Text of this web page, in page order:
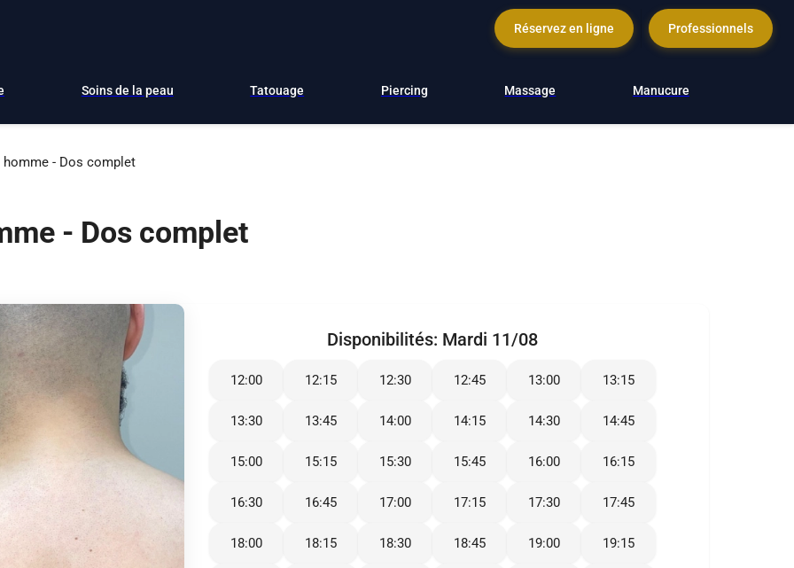
Réservez en ligne Professionnels
Soins de la peau Tatouage Piercing Massage Manucure
- Dos complet
- Dos complet
Disponibilités: Mardi 11/08
12:00 12:15 12:30 12:45 13:00 13:15
13:30 13:45 14:00 14:15 14:30 14:45
15:00 15:15 15:30 15:45 16:00 16:15
16:30 16:45 17:00 17:15 17:30 17:45
18:00 18:15 18:30 18:45 19:00 19:15